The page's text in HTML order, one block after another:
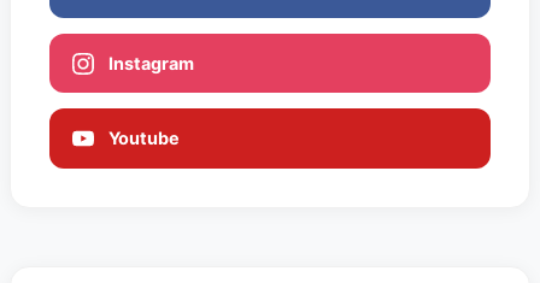
Instagram
Youtube